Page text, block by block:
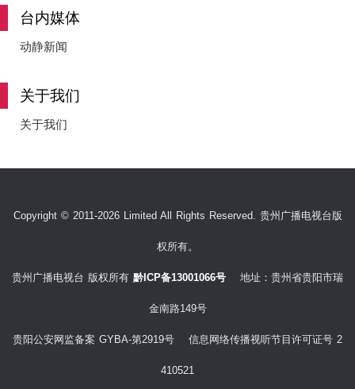
台内媒体
动静新闻
关于我们
关于我们
Copyright © 2011-2026 Limited All Rights Reserved. 贵州广播电视台版
权所有。
贵州广播电视台 版权所有 黔ICP备13001066号 地址：贵州省贵阳市瑞
金南路149号
贵阳公安网监备案 GYBA-第2919号 信息网络传播视听节目许可证号 2
410521